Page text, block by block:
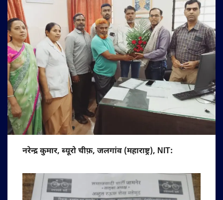
नरेन्द्र कुमार, ब्यूरो चीफ़, जलगांव (महाराष्ट्र), NIT: